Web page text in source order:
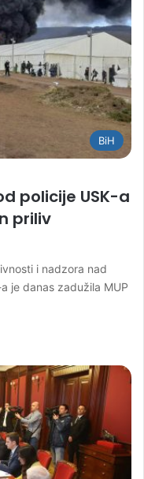
BiH
policije USK-a
priliv
i nadzora nad
je danas zadužila MUP